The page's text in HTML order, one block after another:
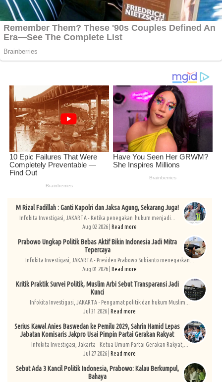
M Rizal Fadillah : Ganti Kapolri dan Jaksa Agung, Sekarang Juga!
Infokita Investigasi, JAKARTA - Ketika penegakan hukum menjadi...
Aug 02 2026 |Read more
Prabowo Ungkap Politik Bebas Aktif Bikin Indonesia Jadi Mitra
Tepercaya
Infokita Investigasi, JAKARTA - Presiden Prabowo Subianto menegaskan...
Aug 01 2026 |Read more
Kritik Praktik Survei Politik, Muslim Arbi Sebut Transparansi Jadi
Kunci
Infokita Investigasi, JAKARTA - Pengamat politik dan hukum Muslim...
Jul 31 2026 |Read more
Serius Kawal Anies Baswedan ke Pemilu 2029, Sahrin Hamid Lepas
Jabatan Komisaris Jakpro Usai Pimpin Partai Gerakan Rakyat
Infokita Investigasi, Jakarta - Ketua Umum Partai Gerakan Rakyat,...
Jul 27 2026 |Read more
Sebut Ada 3 Kancil Politik Indonesia, Prabowo: Kalau Berkumpul,
Bahaya